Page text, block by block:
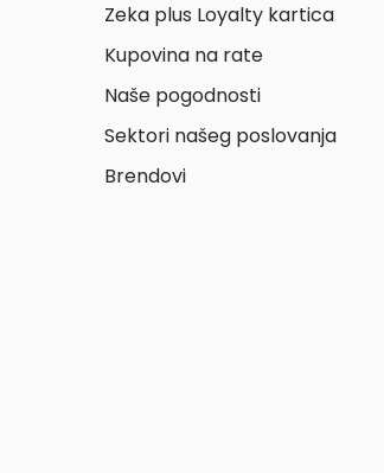
Zeka plus Loyalty kartica
Kupovina na rate
Naše pogodnosti
Sektori našeg poslovanja
Brendovi